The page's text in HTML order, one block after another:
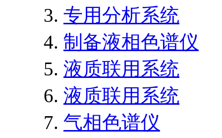
专用分析系统
制备液相色谱仪
液质联用系统
液质联用系统
气相色谱仪